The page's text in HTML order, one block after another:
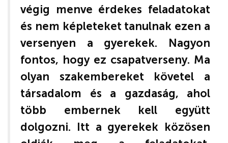
végig menve érdekes feladatokat
és nem képleteket tanulnak ezen a
versenyen a gyerekek. Nagyon
fontos, hogy ez csapatverseny. Ma
olyan szakembereket követel a
társadalom és a gazdaság, ahol
több embernek kell együtt
dolgozni. Itt a gyerekek közösen